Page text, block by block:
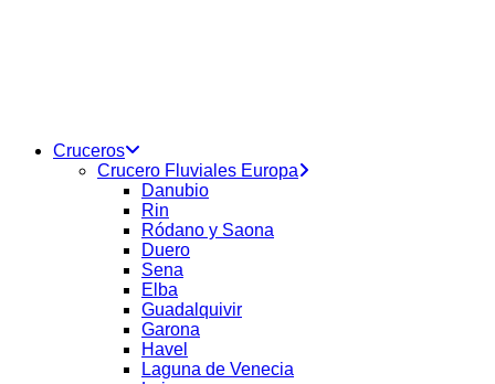
buscar
Menu Cruceros
Crucero Fluviales Europa
Danubio
Rin
Ródano y Saona
Duero
Sena
Elba
Guadalquivir
Garona
Havel
Laguna de Venecia